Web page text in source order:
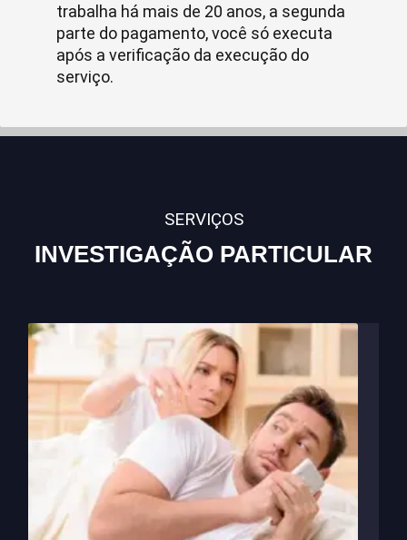
trabalha há mais de 20 anos, a segunda
parte do pagamento, você só executa
após a verificação da execução do
serviço.
SERVIÇOS
INVESTIGAÇÃO PARTICULAR